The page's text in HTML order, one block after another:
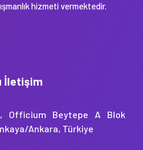
hizmeti vermektedir.
İletişim
Officium Beytepe A Blok
Ankara, Türkiye